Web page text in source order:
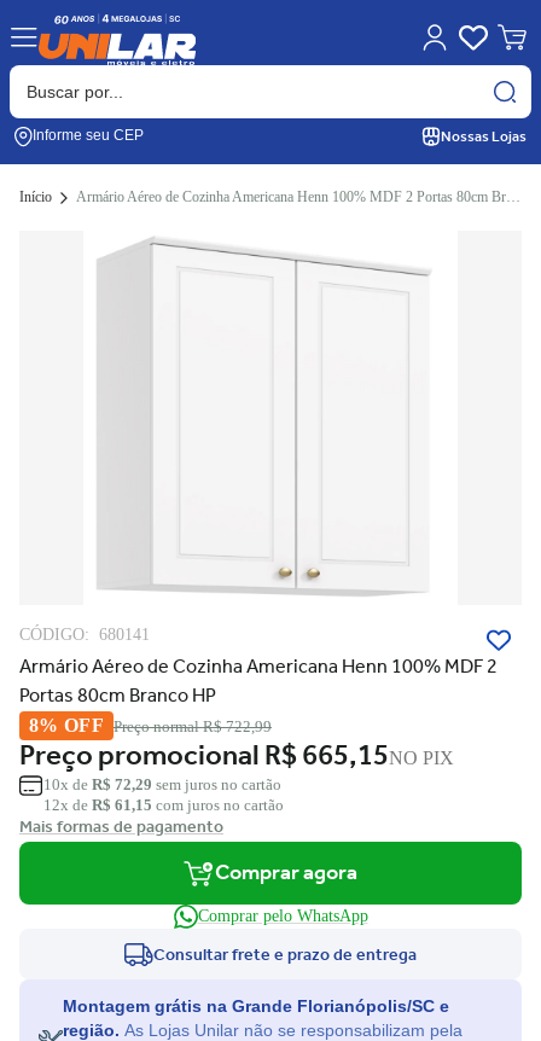
Informe seu CEP Nossas Lojas
Início Armário Aéreo de Cozinha Americana Henn 100% MDF 2 Portas 80cm Branco HP
CÓDIGO: 680141
Armário Aéreo de Cozinha Americana Henn 100% MDF 2
Portas 80cm Branco HP
8% OFF Preço normalR$ 722,99
Preço promocionalR$ 665,15NO PIX
10x de R$ 72,29 sem juros no cartão
12x de R$ 61,15 com juros no cartão
Mais formas de pagamento
Comprar agora
Comprar pelo WhatsApp
Consultar frete e prazo de entrega
Montagem grátis na Grande Florianópolis/SC e
região.